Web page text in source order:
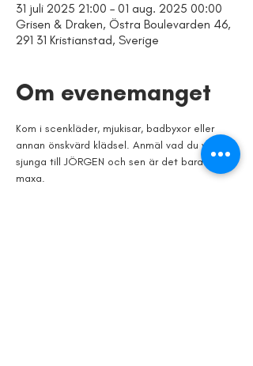
31 juli 2025 21:00 – 01 aug. 2025 00:00
Grisen & Draken, Östra Boulevarden 46,
291 31 Kristianstad, Sverige
Om evenemanget
Kom i scenkläder, mjukisar, badbyxor eller
annan önskvärd klädsel. Anmäl vad du vill
sjunga till JÖRGEN och sen är det bara att
maxa.